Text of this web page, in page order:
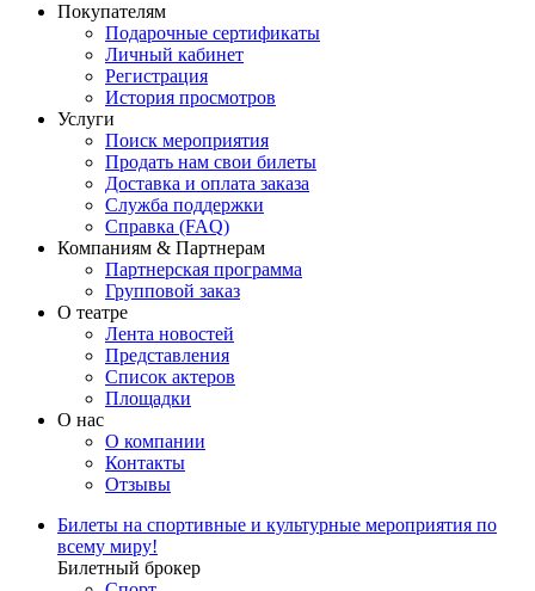
Покупателям
Подарочные сертификаты
Личный кабинет
Регистрация
История просмотров
Услуги
Поиск мероприятия
Продать нам свои билеты
Доставка и оплата заказа
Служба поддержки
Справка (FAQ)
Компаниям & Партнерам
Партнерская программа
Групповой заказ
О театре
Лента новостей
Представления
Список актеров
Площадки
О нас
О компании
Контакты
Отзывы
Билеты на спортивные и культурные мероприятия по
всему миру!
Билетный брокер